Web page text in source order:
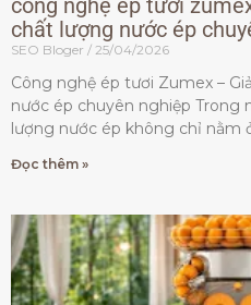
chất lượng nước ép
SEO Bloger 25/04/2026
Công nghệ ép tươi Zumex –
nước ép chuyên nghiệp Trong
lượng nước ép không chỉ nằm
Đọc thêm »